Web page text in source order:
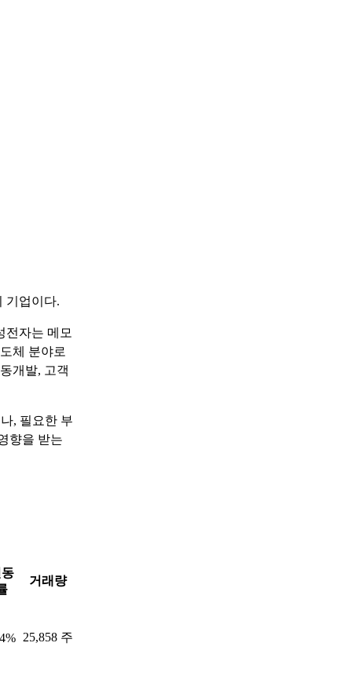
기업이다.
전자는 메모
체 분야로
개발, 고객
, 필요한 부
향을 받는
거래량
25,858 주